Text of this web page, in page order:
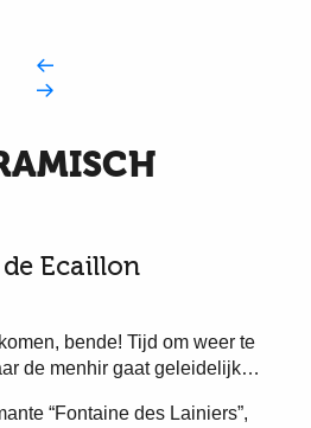
Ecaillon
bende! Tijd om weer te
de menhir gaat geleidelijk…
“Fontaine des Lainiers”,